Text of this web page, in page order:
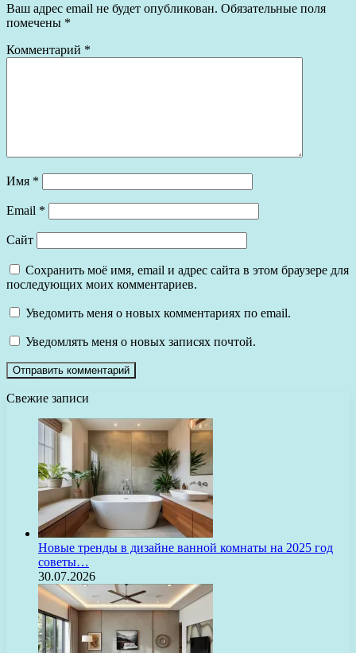
Ваш адрес email не будет опубликован. Обязательные поля
помечены *
Комментарий *
Имя *
Email *
Сайт
Сохранить моё имя, email и адрес сайта в этом браузере для
последующих моих комментариев.
Уведомить меня о новых комментариях по email.
Уведомлять меня о новых записях почтой.
Свежие записи
Новые тренды в дизайне ванной комнаты на 2025 год
советы…
30.07.2026